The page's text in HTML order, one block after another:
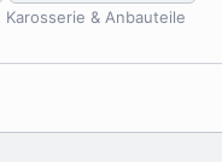
Karosserie & Anbauteile